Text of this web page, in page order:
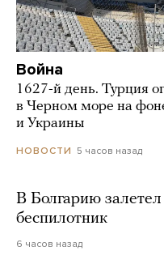
Война
1627-й день. Турция
в Черном море на
и Украины
НОВОСТИ 5 часов назад
В Болгарию
беспилотник
6 часов назад